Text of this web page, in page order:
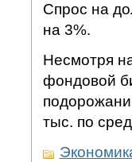
Спрос на
на 3%.
Несмотря
фондовой
тыс. по